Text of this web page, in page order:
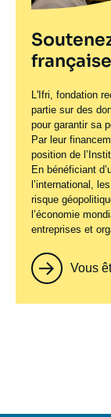
L'Ifri, fondation
partie sur des
pour garantir sa
Par leur
position de
En bénéficiant
l’international,
risque
l’économie
entreprises et
Vous